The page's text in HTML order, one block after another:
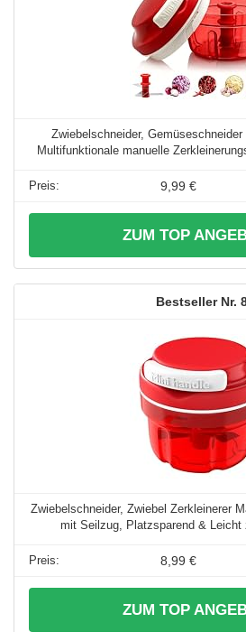
Zwiebelschneider,
Multifunktionale manuelle
9,99 €
ZUM TOP
Zwiebelschneider, Zwiebel Zerkleinerer
mit Seilzug, Platzsparend & Leicht
8,99 €
ZUM TOP